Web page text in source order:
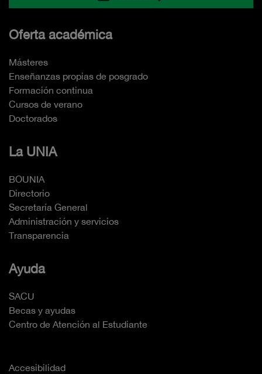
Oferta académica
Másteres
Enseñanzas propias de posgrado
Formación continua
Cursos de verano
Doctorados
La UNIA
BOUNIA
Directorio
Secretaría General
Administración y servicios
Transparencia
Ayuda
SACU
Becas y ayudas
Centro de Atención al Estudiante
Accesibilidad